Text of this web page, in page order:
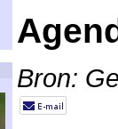
Bron: